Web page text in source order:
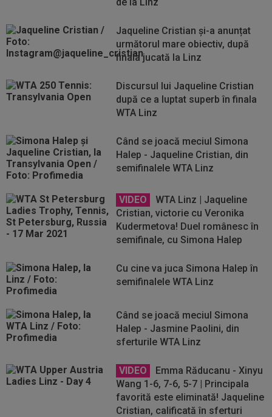
Jaqueline Cristian și-a anunțat
următorul mare obiectiv, după
finala jucată la Linz
Discursul lui Jaqueline Cristian
după ce a luptat superb în finala
WTA Linz
Când se joacă meciul Simona
Halep - Jaqueline Cristian, din
semifinalele WTA Linz
VIDEO
WTA Linz | Jaqueline
Cristian, victorie cu Veronika
Kudermetova! Duel românesc în
semifinale, cu Simona Halep
Cu cine va juca Simona Halep în
semifinalele WTA Linz
Când se joacă meciul Simona
Halep - Jasmine Paolini, din
sferturile WTA Linz
VIDEO
Emma Răducanu - Xinyu
Wang 1-6, 7-6, 5-7 | Principala
favorită este eliminată! Jaqueline
Cristian, calificată în sferturi